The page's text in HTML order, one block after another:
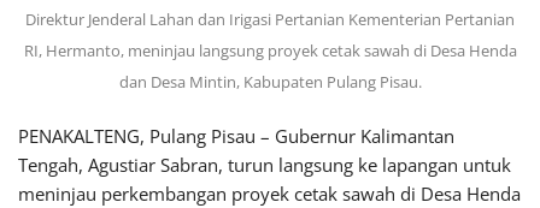
Direktur Jenderal Lahan dan Irigasi Pertanian Kementerian Pertanian
RI, Hermanto, meninjau langsung proyek cetak sawah di Desa Henda
dan Desa Mintin, Kabupaten Pulang Pisau.
PENAKALTENG, Pulang Pisau – Gubernur Kalimantan
Tengah, Agustiar Sabran, turun langsung ke lapangan untuk
meninjau perkembangan proyek cetak sawah di Desa Henda